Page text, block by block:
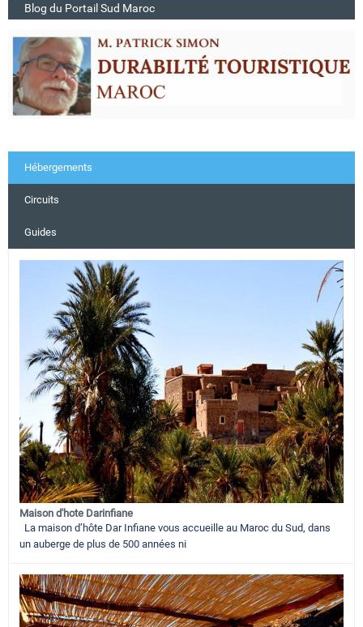
Blog du Portail Sud Maroc
Hébergements
Circuits
Guides
Maison d'hote Darinfiane
La maison d’hôte Dar Infiane vous accueille au Maroc du Sud, dans
un auberge de plus de 500 années ni